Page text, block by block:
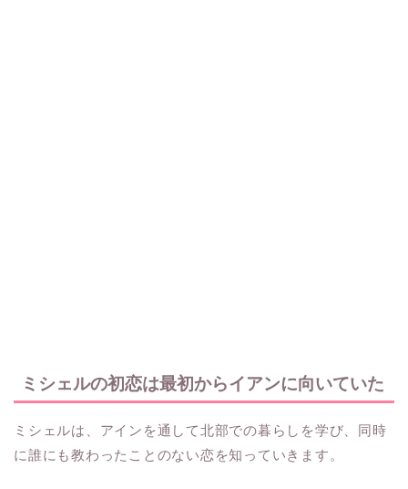
ミシェルの初恋は最初からイアンに向いていた
ミシェルは、アインを通して北部での暮らしを学び、同時
に誰にも教わったことのない恋を知っていきます。